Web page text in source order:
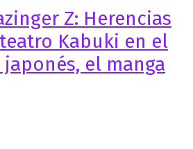
Z: Herencias
Kabuki en el
el manga